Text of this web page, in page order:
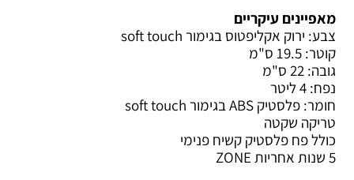
מאפיינים עיקריים
צבע: ירוק אקליפטוס בגימור soft touch
קוטר: 19.5 ס"מ
גובה: 22 ס"מ
נפח: 4 ליטר
חומר: פלסטיק ABS בגימור soft touch
טריקה שקטה
כולל פח פלסטיק קשיח פנימי
5 שנות אחריות ZONE